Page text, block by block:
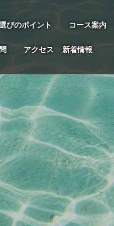
びのポイント コース案内
アクセス 新着情報